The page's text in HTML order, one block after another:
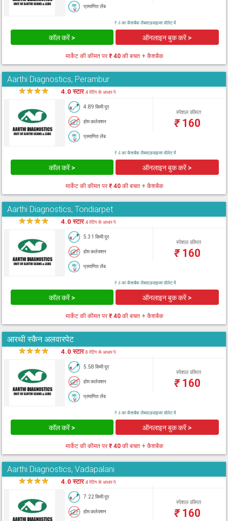
प्रमाणित लैब
₹ 4 का कैशबैक लैब्सएडवाइजर वॉलेट में
कॉल करें > ऑनलाइन बुक करें >
मार्केट की कीमत पर₹ 40 की बचत + कैशबैक
Aarthi Diagnostics, Perambur
★★★★ 4.0 स्टार4 रेटिंग के आधार पे
4.89 किमी दूर
होम कलेक्शन
प्रमाणित लैब
स्पेशल कीमत
₹160
₹ 4 का कैशबैक लैब्सएडवाइजर वॉलेट में
कॉल करें > ऑनलाइन बुक करें >
मार्केट की कीमत पर₹ 40 की बचत + कैशबैक
Aarthi Diagnostics, Tondiarpet
★★★★ 4.0 स्टार4 रेटिंग के आधार पे
5.31 किमी दूर
होम कलेक्शन
प्रमाणित लैब
स्पेशल कीमत
₹160
₹ 4 का कैशबैक लैब्सएडवाइजर वॉलेट में
कॉल करें > ऑनलाइन बुक करें >
मार्केट की कीमत पर₹ 40 की बचत + कैशबैक
आरथी स्कैन अलवारपेट
★★★★ 4.0 स्टार8 रेटिंग के आधार पे
5.58 किमी दूर
होम कलेक्शन
प्रमाणित लैब
स्पेशल कीमत
₹160
₹ 4 का कैशबैक लैब्सएडवाइजर वॉलेट में
कॉल करें > ऑनलाइन बुक करें >
मार्केट की कीमत पर₹ 40 की बचत + कैशबैक
Aarthi Diagnostics, Vadapalani
★★★★ 4.0 स्टार4 रेटिंग के आधार पे
7.22 किमी दूर
होम कलेक्शन
स्पेशल कीमत
₹160